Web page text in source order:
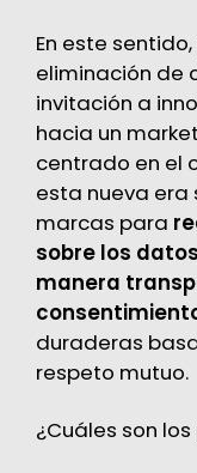
En este
eliminación de
invitación a
hacia un
centrado en el
esta nueva
marcas para
sobre los
manera
duraderas
respeto mutuo.
¿Cuáles son